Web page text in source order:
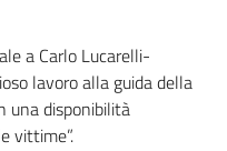
a Carlo Lucarelli-
lavoro alla guida della
una disponibilità
vittime”.